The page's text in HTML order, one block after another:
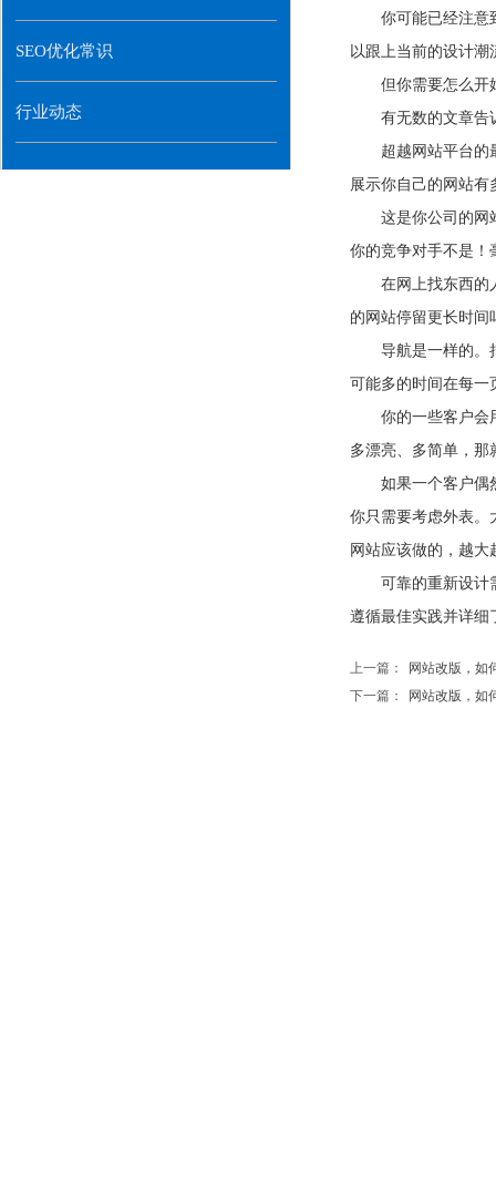
你可能已经注意
以跟上当前的设计
但你需要怎么开
有无数的文章告
超越网站平台的
展示你自己的网站
这是你公司的网
你的竞争对手不是！
在网上找东西的
的网站停留更长时间
导航是一样的。
可能多的时间在每一
你的一些客户会
多漂亮、多简单，
如果一个客户偶
你只需要考虑外表。
网站应该做的，越大
可靠的重新设计
遵循最佳实践并详细
上一篇：
网站改版，如
下一篇：
网站改版，如
SEO优化常识
行业动态